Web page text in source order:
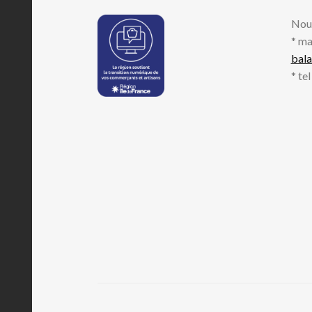
*
*